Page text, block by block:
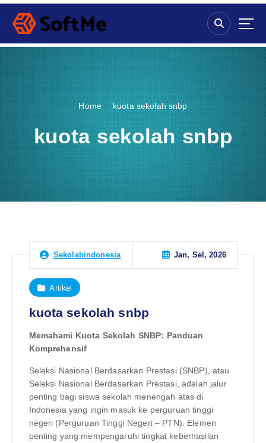
S
p
Home kuota sekolah snbp
kuota sekolah snbp
Sekolahindonesia Jan, Sel, 2026
Artikel
kuota sekolah snbp
Memahami Kuota Sekolah SNBP: Panduan
Komprehensif
Seleksi Nasional Berdasarkan Prestasi (SNBP), atau
Seleksi Nasional Berdasarkan Prestasi, adalah jalur
penting bagi siswa sekolah menengah atas di
Indonesia yang ingin masuk ke perguruan tinggi
negeri (Perguruan Tinggi Negeri – PTN). Elemen
penting yang mempengaruhi tingkat keberhasilan